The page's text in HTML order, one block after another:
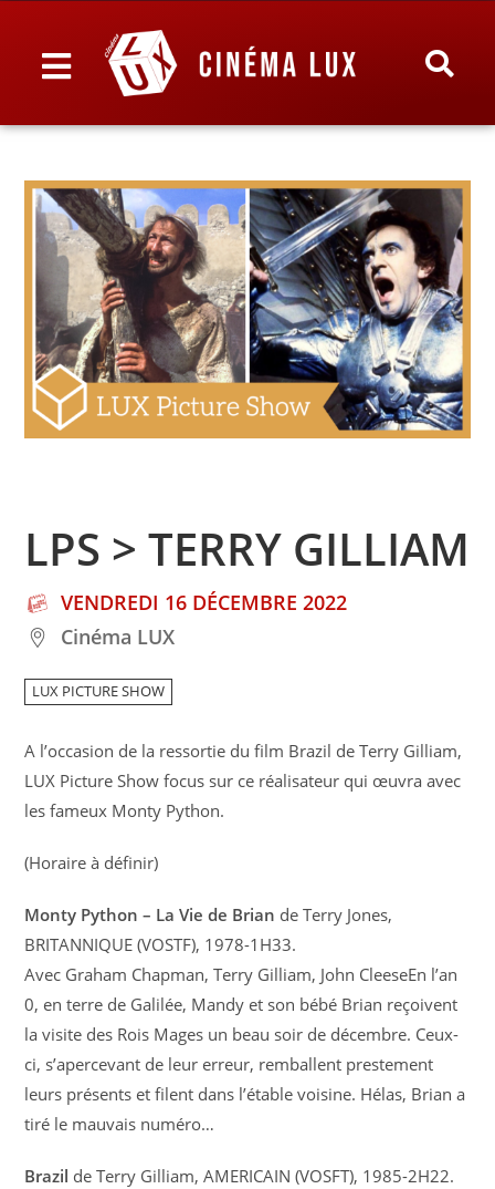
LPS > TERRY GILLIAM
VENDREDI 16 DÉCEMBRE 2022
Cinéma LUX
LUX PICTURE SHOW
A l’occasion de la ressortie du film Brazil de Terry Gilliam,
LUX Picture Show focus sur ce réalisateur qui œuvra avec
les fameux Monty Python.
(Horaire à définir)
Monty Python – La Vie de Brian de Terry Jones,
BRITANNIQUE (VOSTF), 1978-1H33.
Avec Graham Chapman, Terry Gilliam, John CleeseEn l’an
0, en terre de Galilée, Mandy et son bébé Brian reçoivent
la visite des Rois Mages un beau soir de décembre. Ceux-
ci, s’apercevant de leur erreur, remballent prestement
leurs présents et filent dans l’étable voisine. Hélas, Brian a
tiré le mauvais numéro…
Brazil de Terry Gilliam, AMERICAIN (VOSFT), 1985-2H22.